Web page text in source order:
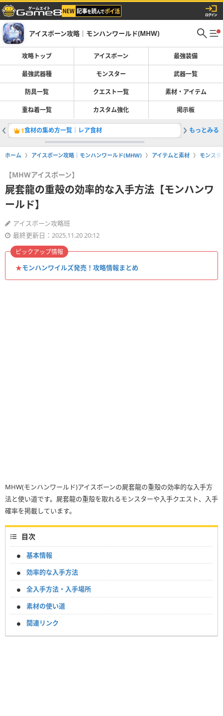
アイスボーン攻略｜モンハンワールド(MHW)
攻略トップ アイスボーン 最強装備
最強武器種 モンスター 武器一覧
防具一覧 クエスト一覧 素材・アイテム
重ね着一覧 カスタム強化 掲示板
1食材の集め方一覧｜レア食材 2古龍の一
もっとみる
ホーム アイスボーン攻略｜モンハンワールド(MHW) アイテムと素材 モンス
【MHWアイスボーン】
屍套龍の重殻の効率的な入手方法【モンハンワ
ールド】
アイスボーン攻略班
最終更新日：2025.11.20 20:12
★モンハンワイルズ発売！攻略情報まとめ
ピックアップ情報
MHW(モンハンワールド)アイスボーンの屍套龍の重殻の効率的な入手方
法と使い道です。屍套龍の重殻を取れるモンスターや入手クエスト、入手
確率を掲載しています。
目次
基本情報
効率的な入手方法
全入手方法・入手場所
素材の使い道
関連リンク